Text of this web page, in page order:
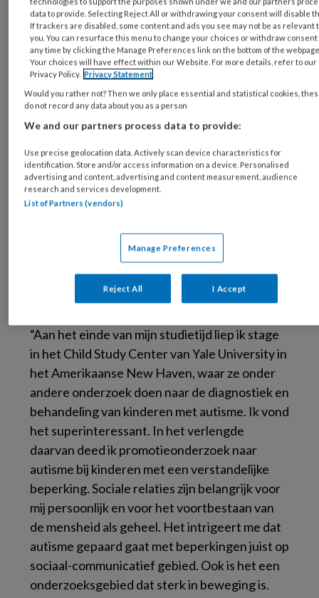
kunnen zich moeilijker verplaatsen in de
gedachten en emoties van anderen. Ze vinden
het lastig om zich aan te passen aan
veranderende omstandigheden, hebben
beperkte of zeer intense interesses en een
andere manier van zintuiglijke
prikkelverwerking. Dat vraagt om een
benadering op maat. Annelies de Bildt,
psycholoog en wetenschappelijk onderzoeker
bij hetChild Study Center
voor kinder- en jeugdpsychiatrie, verdiept zich
adolescenten en volwassenen met en zonder
verstandelijke beperking.
Waarom autisme?
“Aan het einde van mijn studietijd liep ik stage
in het Child Study Centervan Yale University in
het Amerikaanse New Haven, waar ze onder
andere onderzoek doen naar de diagnostiek en
behandeling van kinderen met autisme. Ik vond
het superinteressant. In het verlengde
daarvan deed ik promotieonderzoek naar
autisme bij kinderen met een verstandelijke
beperking. Sociale relaties zijn belangrijk voor
mij persoonlijk en voor het voortbestaan van
de mensheid als geheel. Het intrigeert me dat
autisme gepaard gaat met beperkingen juist op
sociaal-communicatief gebied. Ook is het een
onderzoeksgebied dat sterk in beweging is.
data to provide. Selecting Reject All or withdrawing your consent will disable
If trackers are disabled, some content and ads you see may not be as relevant
you. You can resurface this menu to change your choices or withdraw consent
any time by clicking the Manage Preferences link on the bottom of the
Your choices will have effect within our Website. For more details, refer to our
Privacy Policy. Privacy Statement
Would you rather not? Then we only place essential and statistical cookies,
do not record any data about you as a person
We and our partners process data to provide:
Use precise geolocation data. Actively scan device characteristics for
identification. Store and/or access information on a device. Personalised
advertising and content, advertising and content measurement, audience
research and services development.
List of Partners (vendors)
Manage Preferences
Reject All I Accept